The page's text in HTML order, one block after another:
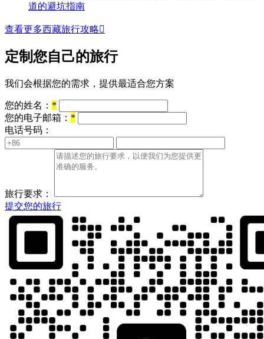
道的避坑指南
查看更多西藏旅行攻略
定制您自己的旅行
我们会根据您的需求，提供最适合您方案
您的姓名： *
您的电子邮箱： *
电话号码：
旅行要求：
提交您的旅行